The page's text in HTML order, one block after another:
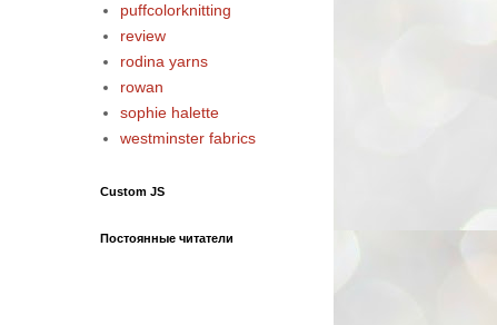
puffcolorknitting
review
rodina yarns
rowan
sophie halette
westminster fabrics
Custom JS
Постоянные читатели